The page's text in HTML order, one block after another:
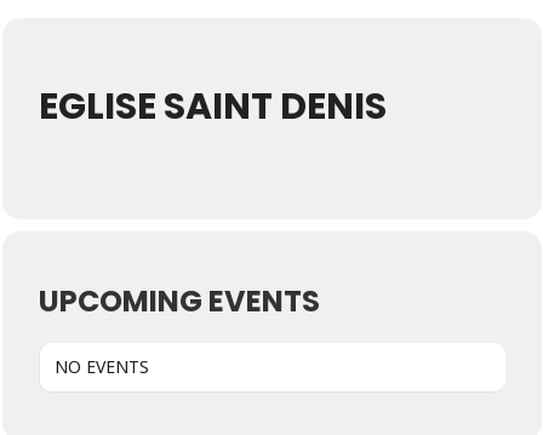
EGLISE SAINT DENIS
UPCOMING EVENTS
NO EVENTS